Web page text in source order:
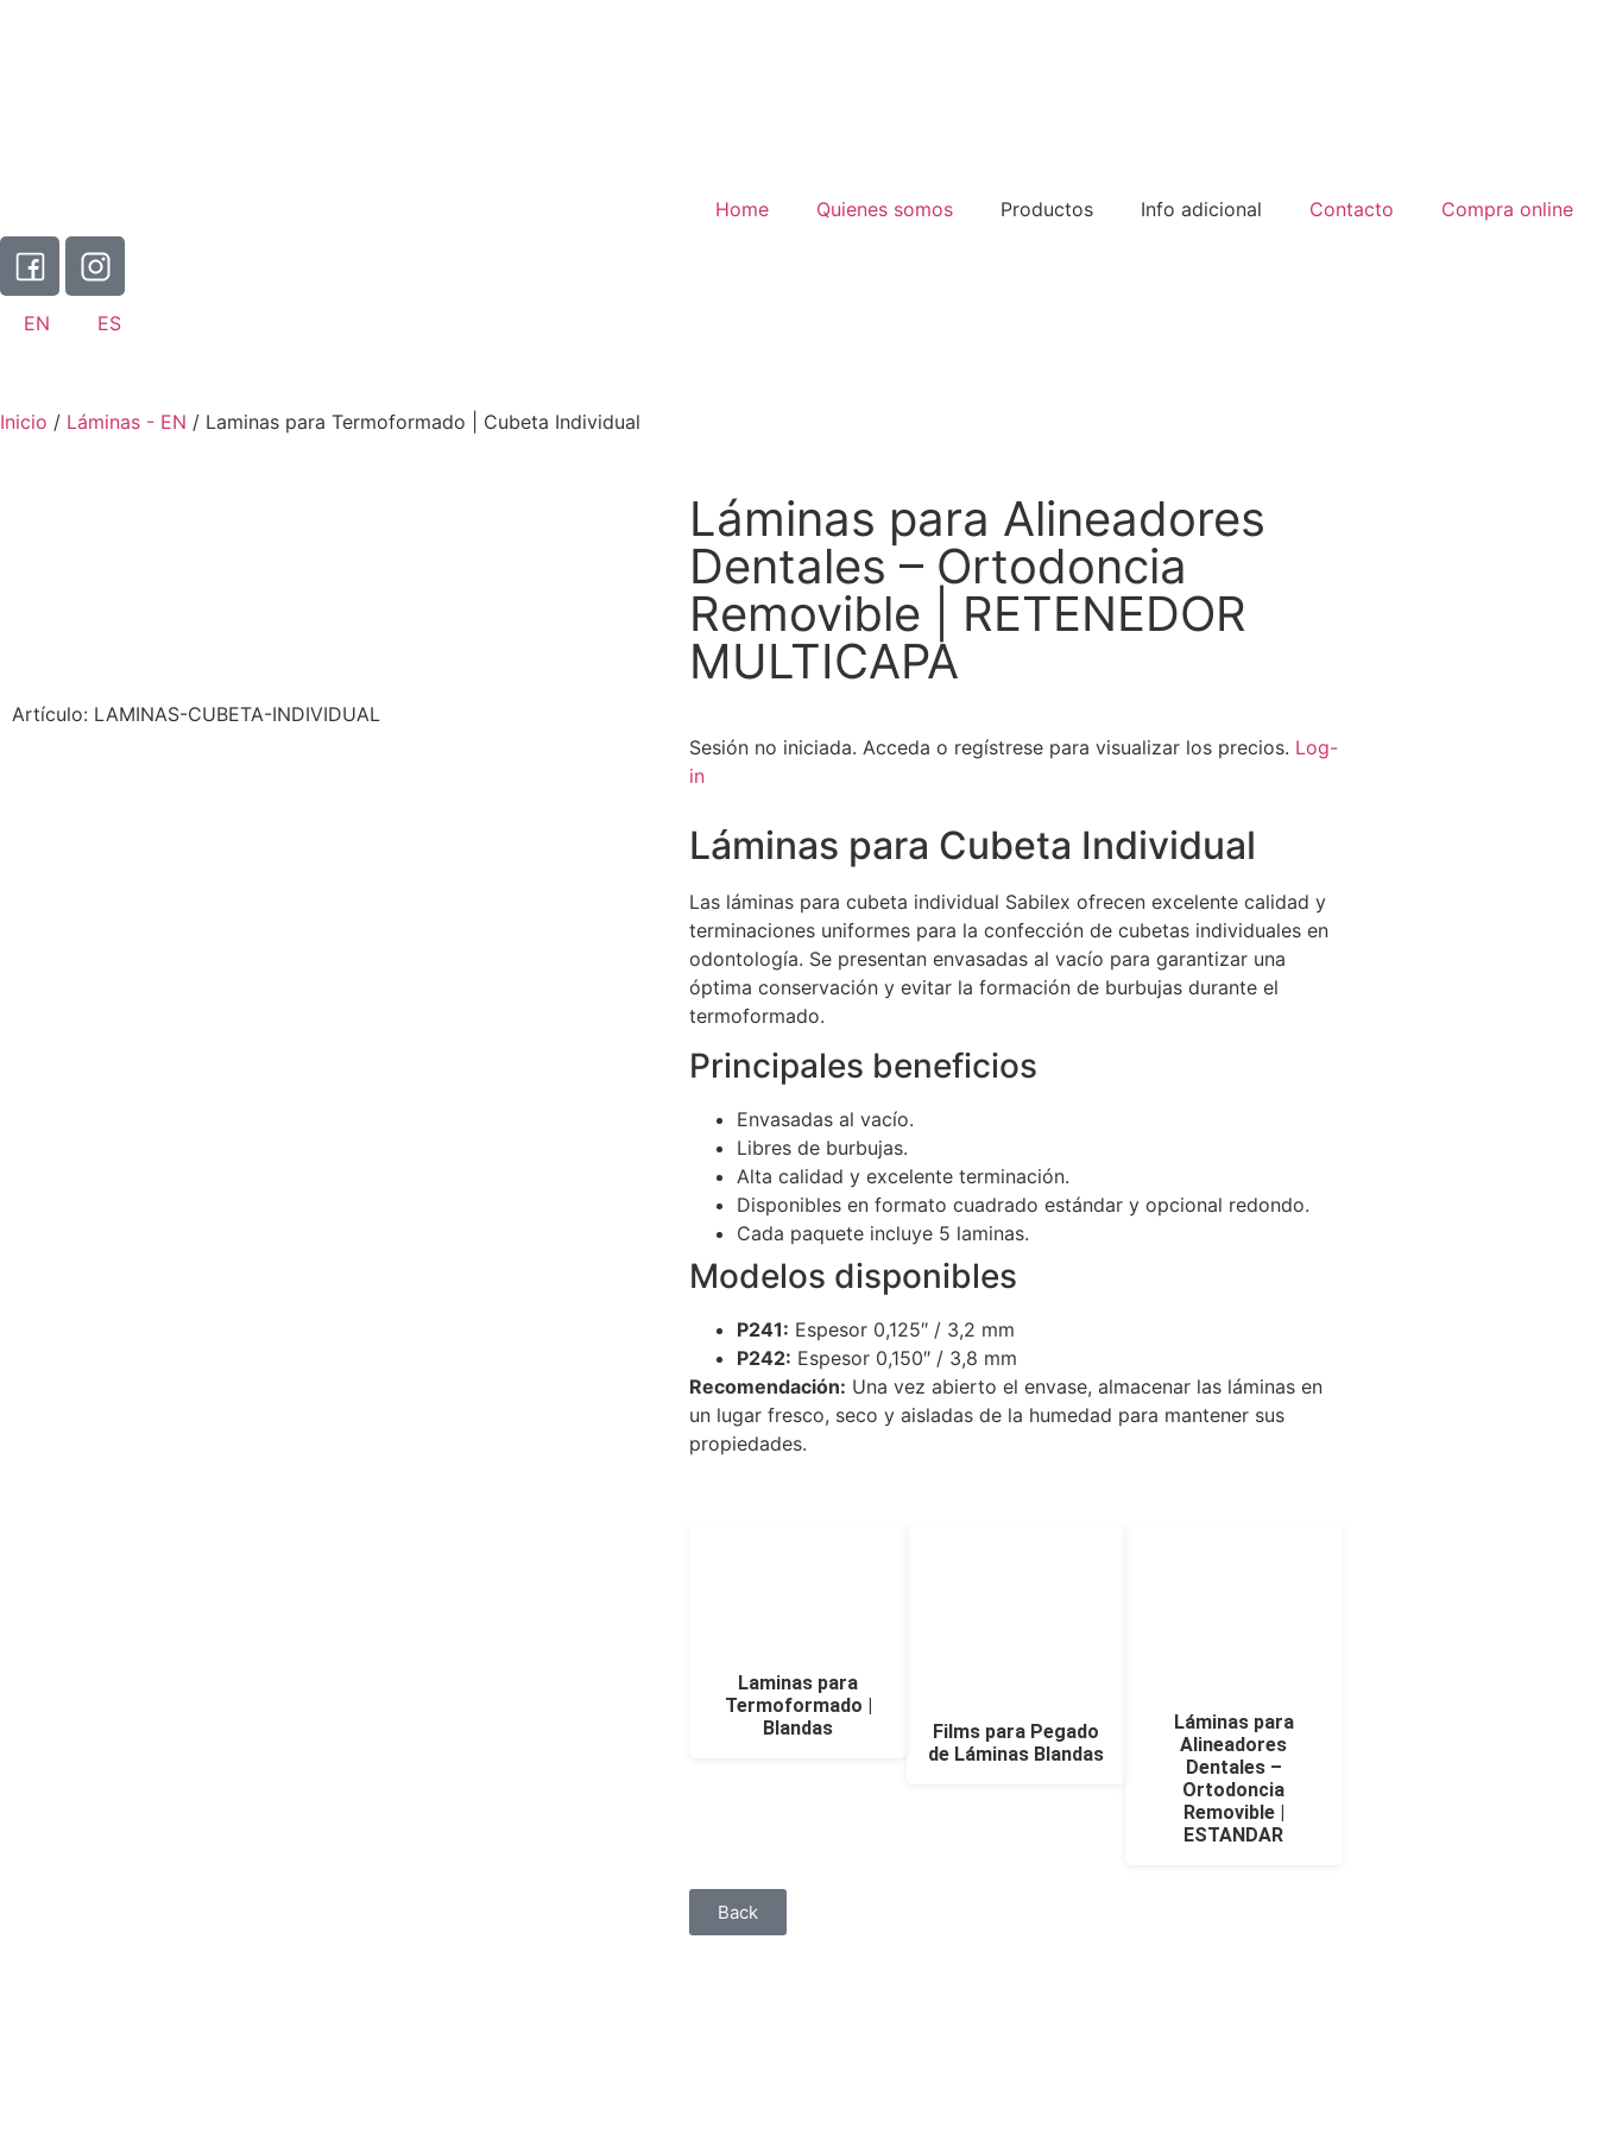
Home Quienes somos Productos Info adicional Contacto Compra online
EN ES
Inicio / Láminas - EN / Laminas para Termoformado | Cubeta Individual
Artículo: LAMINAS-CUBETA-INDIVIDUAL
Láminas para Alineadores
Dentales – Ortodoncia
Removible | RETENEDOR
MULTICAPA
Sesión no iniciada. Acceda o regístrese para visualizar los precios. Log-
in
Láminas para Cubeta Individual
Las láminas para cubeta individual Sabilex ofrecen excelente calidad y
terminaciones uniformes para la confección de cubetas individuales en
odontología. Se presentan envasadas al vacío para garantizar una
óptima conservación y evitar la formación de burbujas durante el
termoformado.
Principales beneficios
Envasadas al vacío.
Libres de burbujas.
Alta calidad y excelente terminación.
Disponibles en formato cuadrado estándar y opcional redondo.
Cada paquete incluye 5 laminas.
Modelos disponibles
P241: Espesor 0,125″ / 3,2 mm
P242: Espesor 0,150″ / 3,8 mm
Recomendación: Una vez abierto el envase, almacenar las láminas en
un lugar fresco, seco y aisladas de la humedad para mantener sus
propiedades.
Laminas para
Termoformado |
Blandas
Films para Pegado
de Láminas Blandas
Láminas para
Alineadores
Dentales –
Ortodoncia
Removible |
ESTANDAR
Back